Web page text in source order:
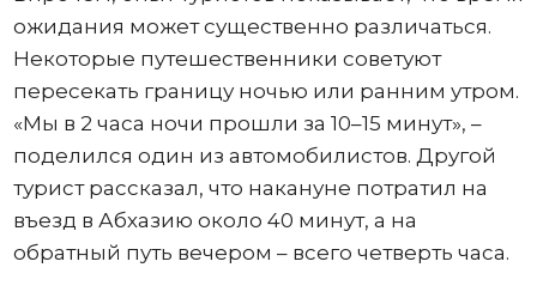
ожидания может существенно различаться.
Некоторые путешественники советуют
пересекать границу ночью или ранним утром.
«Мы в 2 часа ночи прошли за 10–15 минут», –
поделился один из автомобилистов. Другой
турист рассказал, что накануне потратил на
въезд в Абхазию около 40 минут, а на
обратный путь вечером – всего четверть часа.